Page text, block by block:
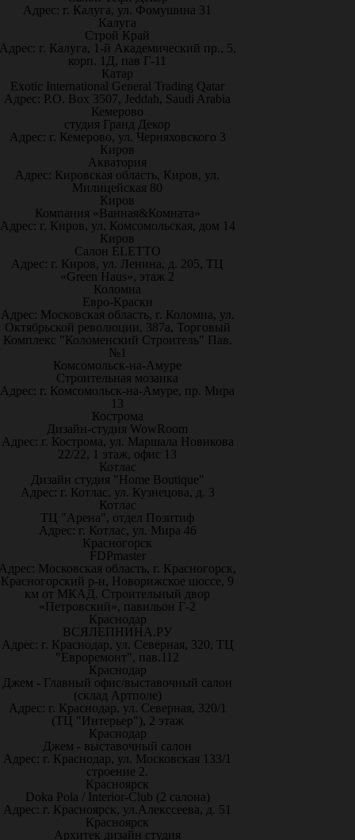
Адрес: г. Калуга, ул. Фомушина 31
Калуга
Строй Край
г. Калуга, 1-й Академический пр., 5,
корп. 1Д, пав Г-11
Катар
Exotic International General Trading Qatar
Адрес: P.O. Box 3507, Jeddah, Saudi Arabia
Кемерово
студия Гранд Декор
Адрес: г. Кемерово, ул. Черняховского 3
Киров
Акватория
Адрес: Кировская область, Киров, ул.
Милицейская 80
Киров
Компания «Ванная&Комната»
Адрес: г. Киров, ул. Комсомольская, дом 14
Киров
Салон ELETTO
Адрес: г. Киров, ул. Ленина, д. 205, ТЦ
«Green Haus», этаж 2
Коломна
Евро-Краски
Адрес: Московская область, г. Коломна, ул.
Октябрьской революции, 387а, Торговый
Комплекс "Коломенский Строитель" Пав.
№1
Комсомольск-на-Амуре
Строительная мозаика
Адрес: г. Комсомольск-на-Амуре, пр. Мира
13
Кострома
Дизайн-студия WowRoom
Адрес: г. Кострома, ул. Маршала Новикова
22/22, 1 этаж, офис 13
Котлас
Дизайн студия "Home Boutique"
Адрес: г. Котлас, ул. Кузнецова, д. 3
Котлас
ТЦ "Арена", отдел Позитиф
Адрес: г. Котлас, ул. Мира 46
Красногорск
FDPmaster
Московская область, г. Красногорск,
Красногорский р-н, Новорижское шоссе, 9
км от МКАД. Строительный двор
«Петровский», павильон Г-2
Краснодар
ВСЯЛЕПНИНА.РУ
Адрес: г. Краснодар, ул. Северная, 320, ТЦ
"Евроремонт", пав.112
Краснодар
Джем - Главный офис/выставочный салон
(склад Артполе)
Адрес: г. Краснодар, ул. Северная, 320/1
(ТЦ "Интерьер"), 2 этаж
Краснодар
Джем - выставочный салон
Адрес: г. Краснодар, ул. Московская 133/1
строение 2.
Красноярск
Doka Pola / Interior-Club (2 салона)
Адрес: г. Красноярск, ул.Алекссеева, д. 51
Красноярск
Архитек дизайн студия